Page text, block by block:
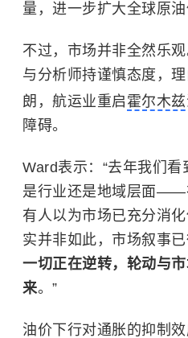
量，进一步扩大全球原油
不过，市场并非全然乐
与分析师持谨慎态度，
朗，航运业重启 霍尔木
障碍。
Ward表示：“去年我们
是行业还是地域层面——
有人以为市场已充分消
实并非如此，市场叙事已
一切正在逆转，轮动与
来。”
油价下行对通胀的抑制